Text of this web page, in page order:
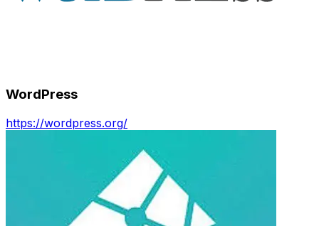
WordPress
https://wordpress.org/